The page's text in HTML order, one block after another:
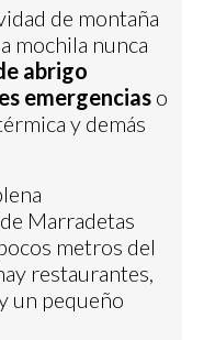
de montaña
mochila nunca
abrigo
emergencias o
y demás
Marradetas
metros del
restaurantes,
un pequeño